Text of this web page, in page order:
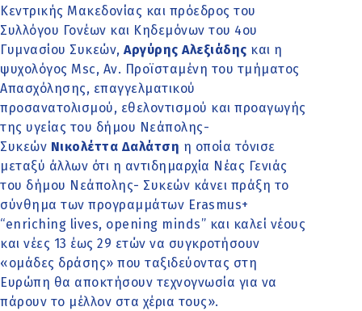
Κεντρικής Μακεδονίας και πρόεδρος του
Συλλόγου Γονέων και Κηδεμόνων του 4ου
Γυμνασίου Συκεών, Αργύρης Αλεξιάδης και η
ψυχολόγος Msc, Αν. Προϊσταμένη του τμήματος
Απασχόλησης, επαγγελματικού
προσανατολισμού, εθελοντισμού και προαγωγής
της υγείας του δήμου Νεάπολης-
Συκεών Νικολέττα Δαλάτση η οποία τόνισε
μεταξύ άλλων ότι η αντιδημαρχία Νέας Γενιάς
του δήμου Νεάπολης- Συκεών κάνει πράξη το
σύνθημα των προγραμμάτων Erasmus+
“enriching lives, opening minds” και καλεί νέους
και νέες 13 έως 29 ετών να συγκροτήσουν
«ομάδες δράσης» που ταξιδεύοντας στη
Ευρώπη θα αποκτήσουν τεχνογνωσία για να
πάρουν το μέλλον στα χέρια τους».